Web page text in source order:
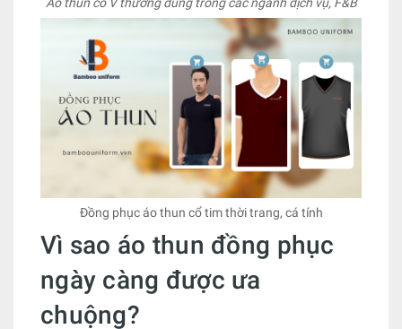
Đồng phục áo thun cổ tim thời trang, cá tính
Vì sao áo thun đồng phục
ngày càng được ưa
chuộng?